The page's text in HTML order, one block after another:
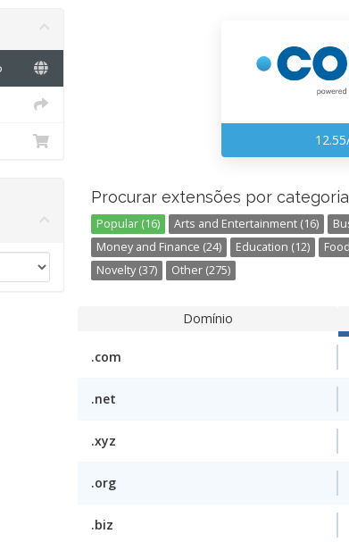
Procurar extensões por categoria
Popular (16) Arts and Entertainment (16)
Money and Finance (24)
Education (12)
Novelty (37)
Other (275)
Domínio
.com
.net
.xyz
.org
.biz